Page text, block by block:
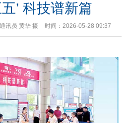
’ 科技谱新篇
讯员 黄华 摄 时间：2026-05-28 09:37